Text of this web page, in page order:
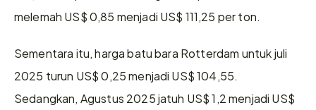
melemah US$ 0,85 menjadi US$ 111,25 per ton.
Sementara itu, harga batu bara Rotterdam untuk juli
2025 turun US$ 0,25 menjadi US$ 104,55.
Sedangkan, Agustus 2025 jatuh US$ 1,2 menjadi US$